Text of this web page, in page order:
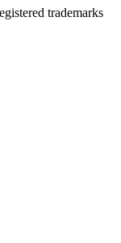
trademarks